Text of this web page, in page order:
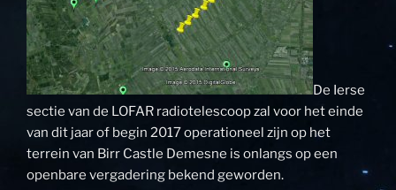
De Ierse
sectie van de LOFAR radiotelescoop zal voor het einde
van dit jaar of begin 2017 operationeel zijn op het
terrein van Birr Castle Demesne is onlangs op een
openbare vergadering bekend geworden.